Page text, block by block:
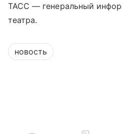
ТАСС — генеральный
театра.
новость